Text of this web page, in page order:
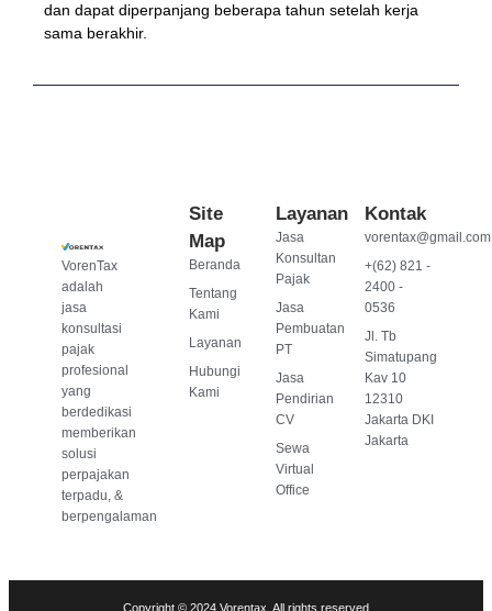
dan dapat diperpanjang beberapa tahun setelah kerja
sama berakhir.
VorenTax
adalah
jasa
konsultasi
pajak
profesional
yang
berdedikasi
memberikan
solusi
perpajakan
terpadu, &
berpengalaman
Site
Map
Beranda
Tentang
Kami
Layanan
Hubungi
Kami
Layanan
Jasa
Konsultan
Pajak
Jasa
Pembuatan
PT
Jasa
Pendirian
CV
Sewa
Virtual
Office
Kontak
vorentax@gmail.com
+(62) 821 -
2400 -
0536
Jl. Tb
Simatupang
Kav 10
12310
Jakarta DKI
Jakarta
Copyright © 2024 Vorentax, All rights reserved